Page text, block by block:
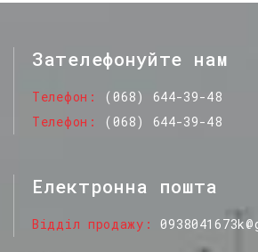
Зателефонуйте нам
Телефон
(068) 644-39-48
Телефон
(068) 644-39-48
Електронна пошта
Відділ продажу